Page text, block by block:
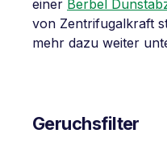
einer Berbel
von Zentrifugalkraft
mehr dazu weiter
Geruchsfilter